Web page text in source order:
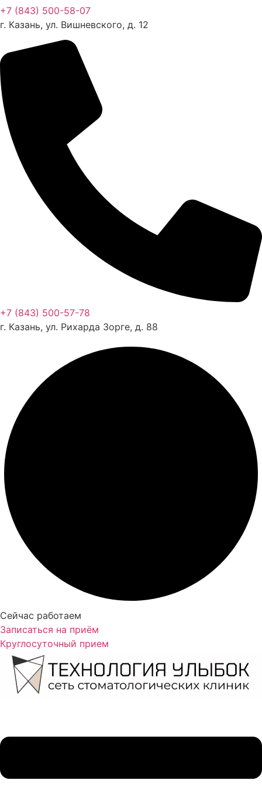
+7 (843) 500-58-07
г. Казань, ул. Вишневского, д. 12
+7 (843) 500-57-78
г. Казань, ул. Рихарда Зорге, д. 88
Сейчас работаем
Записаться на приём
Круглосуточный прием